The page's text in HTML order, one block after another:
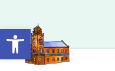
Otwórz